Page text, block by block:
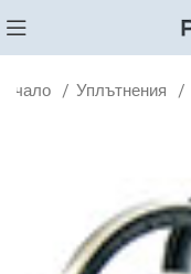
Уплътнения